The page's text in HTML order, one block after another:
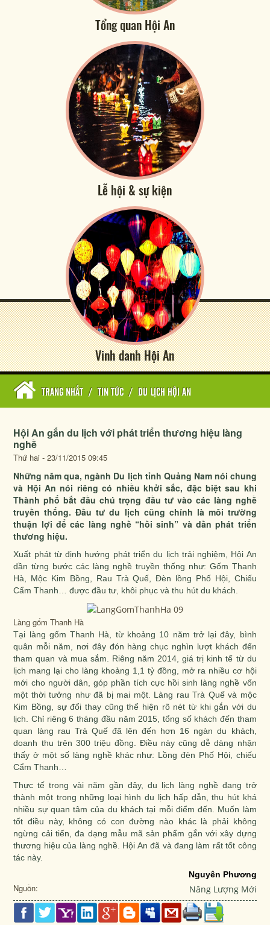
Tổng quan Hội An
Lễ hội & sự kiện
Vinh danh Hội An
TRANG NHẤT / TIN TỨC / DU LỊCH HỘI AN
Hội An gắn du lịch với phát triển thương hiệu làng
nghề
Thứ hai - 23/11/2015 09:45
Những năm qua, ngành Du lịch tỉnh Quảng Nam nói chung
và Hội An nói riêng có nhiều khởi sắc, đặc biệt sau khi
Thành phố bắt đầu chú trọng đầu tư vào các làng nghề
truyền thống. Đầu tư du lịch cũng chính là môi trường
thuận lợi để các làng nghề “hồi sinh” và dần phát triển
thương hiệu.
Xuất phát từ định hướng phát triển du lịch trải nghiệm, Hội An
dần từng bước các làng nghề truyền thống như: Gốm Thanh
Hà, Mộc Kim Bồng, Rau Trà Quế, Đèn lồng Phố Hội, Chiếu
Cẩm Thanh… được đầu tư, khôi phục và thu hút du khách.
Làng gốm Thanh Hà
Tại làng gốm Thanh Hà, từ khoảng 10 năm trở lại đây, bình
quân mỗi năm, nơi đây đón hàng chục nghìn lượt khách đến
tham quan và mua sắm. Riêng năm 2014, giá trị kinh tế từ du
lịch mang lại cho làng khoảng 1,1 tỷ đồng, mở ra nhiều cơ hội
mới cho người dân, góp phần tích cực hồi sinh làng nghề vốn
một thời tưởng như đã bị mai một. Làng rau Trà Quế và mộc
Kim Bồng, sự đổi thay cũng thể hiện rõ nét từ khi gắn với du
lịch. Chỉ riêng 6 tháng đầu năm 2015, tổng số khách đến tham
quan làng rau Trà Quế đã lên đến hơn 16 ngàn du khách,
doanh thu trên 300 triệu đồng. Điều này cũng dễ dàng nhận
thấy ở một số làng nghề khác như: Lồng đèn Phố Hội, chiếu
Cẩm Thanh…
Thực tế trong vài năm gần đây, du lịch làng nghề đang trở
thành một trong những loại hình du lịch hấp dẫn, thu hút khá
nhiều sự quan tâm của du khách tại mỗi điểm đến. Muốn làm
tốt điều này, không có con đường nào khác là phải không
ngừng cải tiến, đa dạng mẫu mã sản phẩm gắn với xây dựng
thương hiệu của làng nghề. Hội An đã và đang làm rất tốt công
tác này.
Nguyên Phương
Nguồn: Năng Lượng Mới